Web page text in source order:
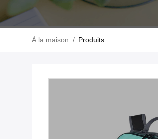
À la maison / Produits